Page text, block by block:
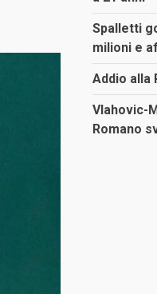
Spalletti
milioni e
Addio alla
Vlahovic-
Romano